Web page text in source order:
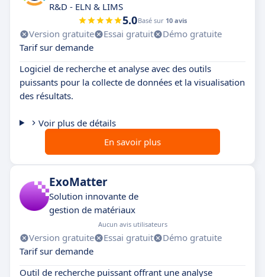
R&D - ELN & LIMS
5.0Basé sur 10 avis
Version gratuite Essai gratuit
Démo gratuite
Tarif sur demande
Logiciel de recherche et analyse avec des outils
puissants pour la collecte de données et la visualisation
des résultats.
Voir plus de détails
En savoir plus
ExoMatter
Solution innovante de
gestion de matériaux
Aucun avis utilisateurs
Version gratuite Essai gratuit
Démo gratuite
Tarif sur demande
Outil de recherche puissant offrant une analyse